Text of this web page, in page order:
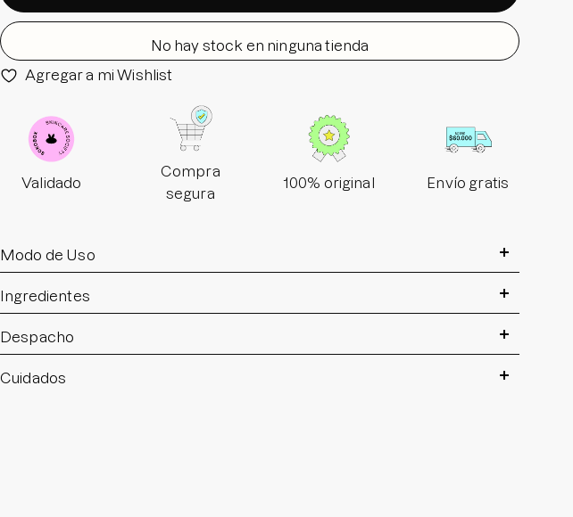
Tamaño: 3 gr
No hay stock en ninguna tienda
Agregar a mi Wishlist
Validado
Compra
segura
100% original Envío gratis
Modo de Uso
Ingredientes
Despacho
Cuidados